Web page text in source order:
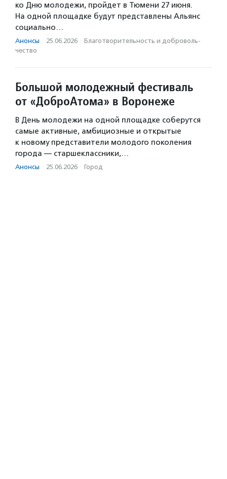
ко Дню молодежи, пройдет в Тюмени 27 июня.
На одной площадке будут представлены Альянс
социально…
Анонсы · 25.06.2026 · Благотвори­тель­ность и доброволь­
чест­во
Большой молодежный фестиваль
от «ДоброАтома» в Воронеже
В День молодежи на одной площадке соберутся
самые активные, амбициозные и открытые
к новому представители молодого поколения
города — старшеклассники,…
Анонсы · 25.06.2026 · Город